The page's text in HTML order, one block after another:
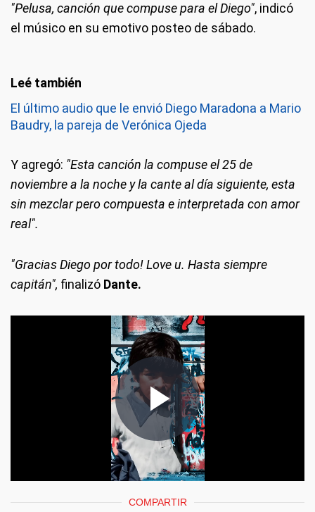
"Pelusa, canción que compuse para el Diego", indicó
el músico en su emotivo posteo de sábado.
El último audio que le envió Diego Maradona a Mario
Baudry, la pareja de Verónica Ojeda
Y agregó: "Esta canción la compuse el 25 de
noviembre a la noche y la cante al día siguiente, esta
sin mezclar pero compuesta e interpretada con amor
real".
"Gracias Diego por todo! Love u. Hasta siempre
capitán", finalizó Dante.
COMPARTIR